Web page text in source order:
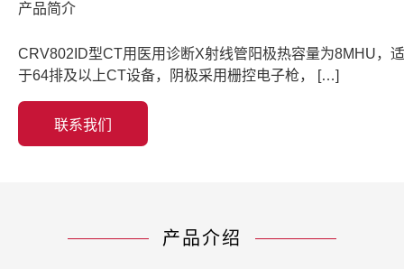
产品简介
CRV802ID型CT用医用诊断X射线管阳极热容量为8MHU，
于64排及以上CT设备，阴极采用栅控电子枪， […]
联系我们
产品介绍